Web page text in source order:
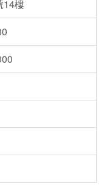
14樓